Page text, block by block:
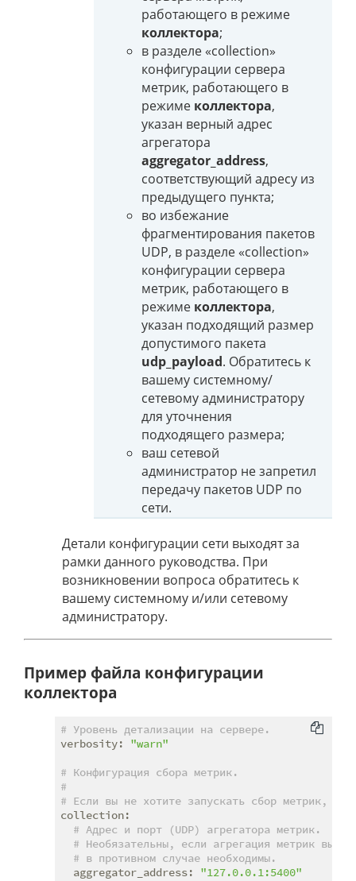
работающего в режиме
коллектора;
в разделе «collection»
конфигурации сервера
метрик, работающего в
режиме коллектора,
указан верный адрес
агрегатора
aggregator_address,
соответствующий адресу из
предыдущего пункта;
во избежание
фрагментирования пакетов
UDP, в разделе «collection»
конфигурации сервера
метрик, работающего в
режиме коллектора,
указан подходящий размер
допустимого пакета
udp_payload. Обратитесь к
вашему системному/
сетевому администратору
для уточнения
подходящего размера;
ваш сетевой
администратор не запретил
передачу пакетов UDP по
сети.
Детали конфигурации сети выходят за
рамки данного руководства. При
возникновении вопроса обратитесь к
вашему системному и/или сетевому
администратору.
Пример файла конфигурации
коллектора
# Уровень детализации на сервере.
verbosity:
"warn"
# Конфигурация сбора метрик.
#
# Если вы не хотите запускать сбор метрик,
collection:
# Адрес и порт (UDP) агрегатора метрик.
# Необязательны, если агрегация метрик
# в противном случае необходимы.
aggregator_address:
"127.0.0.1:5400"